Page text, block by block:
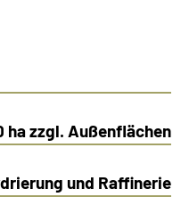
ha zzgl. Außenflächen
und Raffinerie